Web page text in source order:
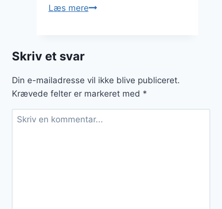
Læs mereBrændende
Skriv et svar
Din e-mailadresse vil ikke blive publiceret.
Krævede felter er markeret med *